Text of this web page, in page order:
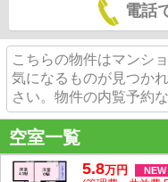
電話
こちらの物件はマンシ
気になるものが見つか
さい。物件の内覧予約
空室一覧
5.8万円 NEW